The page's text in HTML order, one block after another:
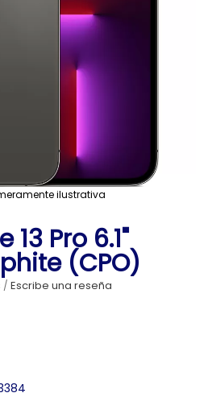
ilustrativa
13 Pro 6.1"
(CPO)
/ Escribe una reseña